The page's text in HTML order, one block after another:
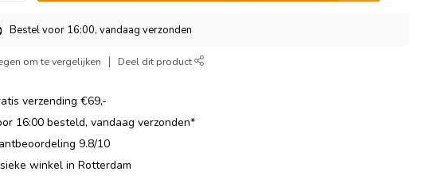
Bestel voor 16:00, vandaag verzonden
om te vergelijken Deel dit product
verzending €69,-
16:00 besteld, vandaag verzonden*
9.8/10
winkel in Rotterdam